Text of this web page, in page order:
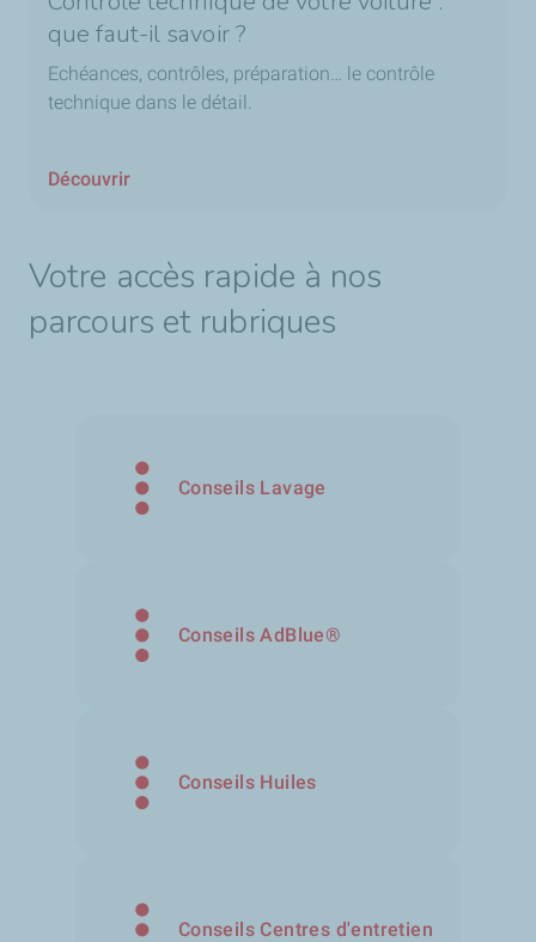
que faut-il savoir ?
Echéances, contrôles, préparation… le contrôle
technique dans le détail.
Découvrir
Votre accès rapide à nos
parcours et rubriques
Conseils Lavage
Conseils AdBlue®
Conseils Huiles
Conseils Centres d'entretien